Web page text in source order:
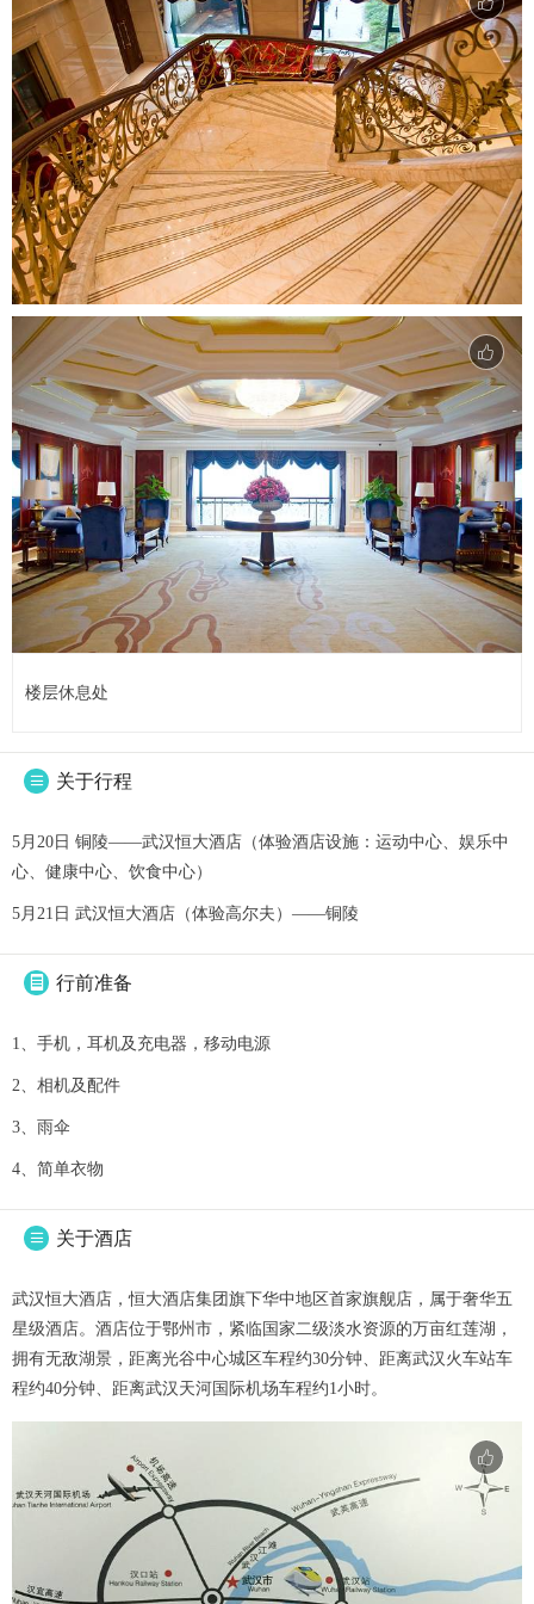
楼层休息处
 关于行程
5月20日 铜陵——武汉恒大酒店（体验酒店设施：运动中心、娱乐中
心、健康中心、饮食中心）
5月21日 武汉恒大酒店（体验高尔夫）——铜陵
 行前准备
1、手机，耳机及充电器，移动电源
2、相机及配件
3、雨伞
4、简单衣物
 关于酒店
武汉恒大酒店，恒大酒店集团旗下华中地区首家旗舰店，属于奢华五
星级酒店。酒店位于鄂州市，紧临国家二级淡水资源的万亩红莲湖，
拥有无敌湖景，距离光谷中心城区车程约30分钟、距离武汉火车站车
程约40分钟、距离武汉天河国际机场车程约1小时。